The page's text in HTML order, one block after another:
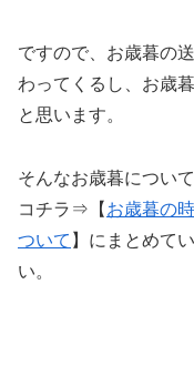
ですので、お歳暮の
わってくるし、お歳
と思います。
そんなお歳暮につい
コチラ⇒【 お歳暮の
ついて 】にまとめて
い。